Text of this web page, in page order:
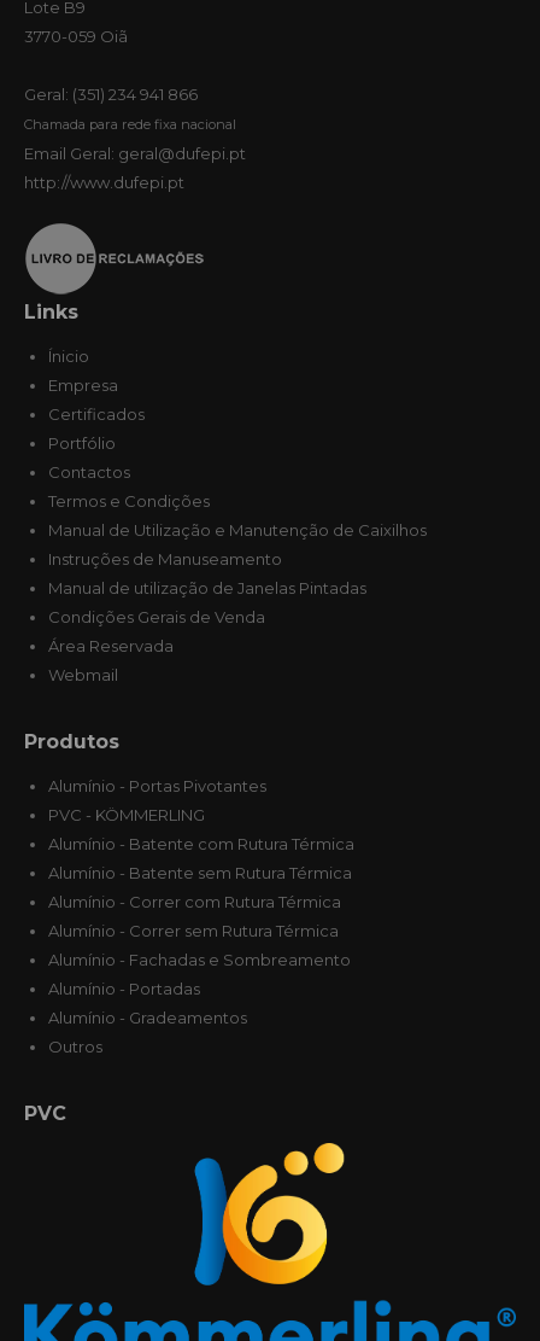
Lote B9
3770-059 Oiã
Geral: (351) 234 941 866
Chamada para rede fixa nacional
Email Geral: geral@dufepi.pt
http://www.dufepi.pt
Links
Ínicio
Empresa
Certificados
Portfólio
Contactos
Termos e Condições
Manual de Utilização e Manutenção de Caixilhos
Instruções de Manuseamento
Manual de utilização de Janelas Pintadas
Condições Gerais de Venda
Área Reservada
Webmail
Produtos
Alumínio - Portas Pivotantes
PVC - KÖMMERLING
Alumínio - Batente com Rutura Térmica
Alumínio - Batente sem Rutura Térmica
Alumínio - Correr com Rutura Térmica
Alumínio - Correr sem Rutura Térmica
Alumínio - Fachadas e Sombreamento
Alumínio - Portadas
Alumínio - Gradeamentos
Outros
PVC